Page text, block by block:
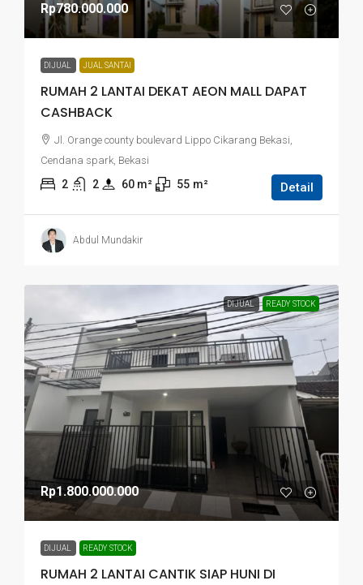
Rp780.000.000
DIJUAL JUAL SANTAI
RUMAH 2 LANTAI DEKAT AEON MALL DAPAT
CASHBACK
Jl. Orange county boulevard Lippo Cikarang Bekasi,
Cendana spark, Bekasi
2 2 60 m² 55 m² Detail
Abdul Mundakir
DIJUAL READY STOCK
Rp1.800.000.000
DIJUAL READY STOCK
RUMAH 2 LANTAI CANTIK SIAP HUNI DI